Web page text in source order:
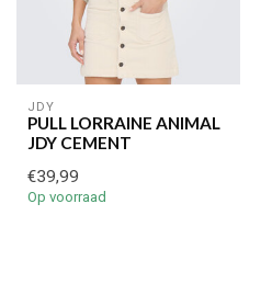
JDY
PULL LORRAINE ANIMAL
JDY CEMENT
€39,99
Op voorraad